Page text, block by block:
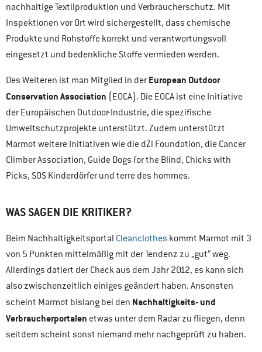
nachhaltige Textilproduktion und Verbraucherschutz. Mit
Inspektionen vor Ort wird sichergestellt, dass chemische
Produkte und Rohstoffe korrekt und verantwortungsvoll
eingesetzt und bedenkliche Stoffe vermieden werden.
Des Weiteren ist man Mitglied in der European Outdoor
Conservation Association (EOCA). Die EOCA ist eine Initiative
der Europäischen Outdoor-Industrie, die spezifische
Umweltschutzprojekte unterstützt. Zudem unterstützt
Marmot weitere Initiativen wie die dZi Foundation, die Cancer
Climber Association, Guide Dogs for the Blind, Chicks with
Picks, SOS Kinderdörfer und terre des hommes.
WAS SAGEN DIE KRITIKER?
Beim Nachhaltigkeitsportal Cleanclothes kommt Marmot mit 3
von 5 Punkten mittelmäßig mit der Tendenz zu „gut“ weg.
Allerdings datiert der Check aus dem Jahr 2012, es kann sich
also zwischenzeitlich einiges geändert haben. Ansonsten
scheint Marmot bislang bei den Nachhaltigkeits- und
Verbraucherportalen etwas unter dem Radar zu fliegen, denn
seitdem scheint sonst niemand mehr nachgeprüft zu haben.